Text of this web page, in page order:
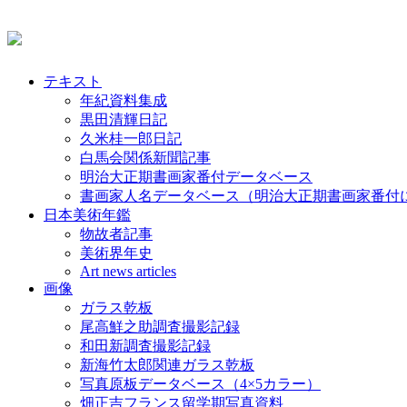
テキスト
年紀資料集成
黒田清輝日記
久米桂一郎日記
白馬会関係新聞記事
明治大正期書画家番付データベース
書画家人名データベース（明治大正期書画家番付
日本美術年鑑
物故者記事
美術界年史
Art news articles
画像
ガラス乾板
尾高鮮之助調査撮影記録
和田新調査撮影記録
新海竹太郎関連ガラス乾板
写真原板データベース（4×5カラー）
畑正吉フランス留学期写真資料